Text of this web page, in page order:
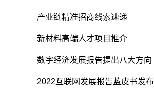
产业链精准招商线索速递
新材料高端人才项目推介
数字经济发展报告提出八大方向
2022互联网发展报告蓝皮书发布